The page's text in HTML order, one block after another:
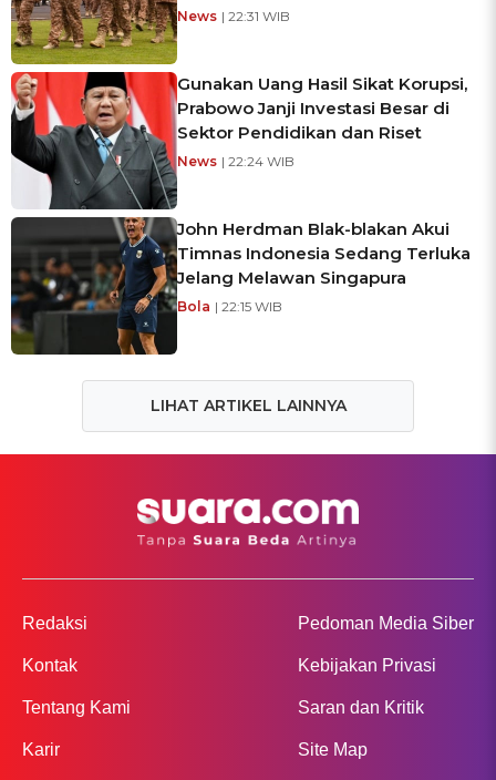
News | 22:31 WIB
Gunakan Uang Hasil Sikat Korupsi,
Prabowo Janji Investasi Besar di
Sektor Pendidikan dan Riset
News | 22:24 WIB
John Herdman Blak-blakan Akui
Timnas Indonesia Sedang Terluka
Jelang Melawan Singapura
Bola | 22:15 WIB
LIHAT ARTIKEL LAINNYA
Redaksi
Kontak
Tentang Kami
Karir
Pedoman Media Siber
Kebijakan Privasi
Saran dan Kritik
Site Map